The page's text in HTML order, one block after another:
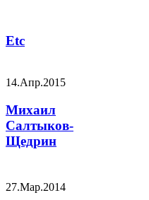
Etc
14.Апр.2015
Михаил
Салтыков-
Щедрин
27.Мар.2014